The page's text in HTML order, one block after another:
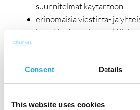
Consent Details
This website uses cookies
suunnitelmat käytäntöön
erinomaisia viestintä- ja
itseohjautuvaa ja proaktiivista
yhdistämistä
soveltuvaa
vähintään 3–5 vuoden